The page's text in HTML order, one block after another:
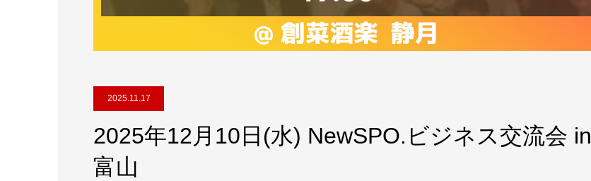
2025.11.17
2025年12月10日(水) NewSPO.ビジネス交流会 in
富山